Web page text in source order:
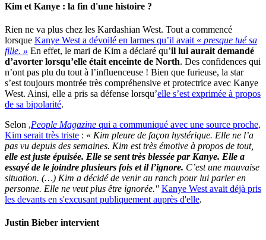
Kim et Kanye : la fin d'une histoire ?
Rien ne va plus chez les Kardashian West. Tout a commencé
lorsque Kanye West a dévoilé en larmes qu’il avait « presque tué sa
fille. » En effet, le mari de Kim a déclaré qu’il lui aurait demandé
d’avorter lorsqu’elle était enceinte de North. Des confidences qui
n’ont pas plu du tout à l’influenceuse ! Bien que furieuse, la star
s’est toujours montrée très compréhensive et protectrice avec Kanye
West. Ainsi, elle a pris sa défense lorsqu’elle s’est exprimée à propos
de sa bipolarité.
Selon ,People Magazine qui a communiqué avec une source proche,
Kim serait très triste : « Kim pleure de façon hystérique. Elle ne l’a
pas vu depuis des semaines. Kim est très émotive à propos de tout,
elle est juste épuisée. Elle se sent très blessée par Kanye. Elle a
essayé de le joindre plusieurs fois et il l’ignore. C’est une mauvaise
situation. (…) Kim a décidé de venir au ranch pour lui parler en
personne. Elle ne veut plus être ignorée." Kanye West avait déjà pris
les devants en s'excusant publiquement auprès d'elle.
Justin Bieber intervient